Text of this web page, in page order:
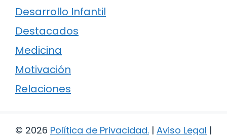
Desarrollo Infantil
Destacados
Medicina
Motivación
Relaciones
© 2026 Política de Privacidad. | Aviso Legal |